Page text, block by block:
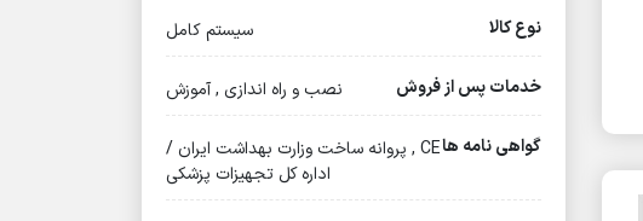
نوع کالا سیستم کامل
خدمات پس از فروش نصب و راه اندازی , آموزش
گواهی نامه ها
CE , پروانه ساخت وزارت بهداشت ایران /
اداره کل تجهیزات پزشکی